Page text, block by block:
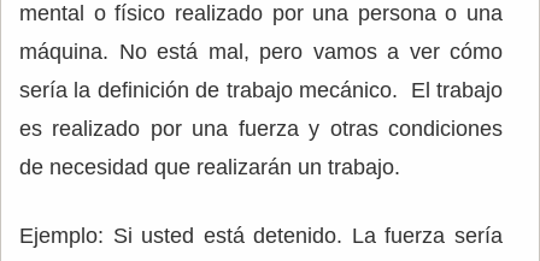
mental o físico realizado por una persona o una
máquina. No está mal, pero vamos a ver cómo
sería la definición de trabajo mecánico. El trabajo
es realizado por una fuerza y otras condiciones
de necesidad que realizarán un trabajo.
Ejemplo: Si usted está detenido. La fuerza sería